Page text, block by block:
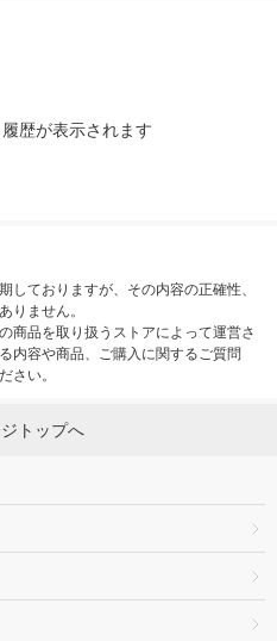
歴が表示されます
しておりますが、その内容の正確性、
りません。
商品を取り扱うストアによって運営さ
内容や商品、ご購入に関するご質問
さい。
トップへ